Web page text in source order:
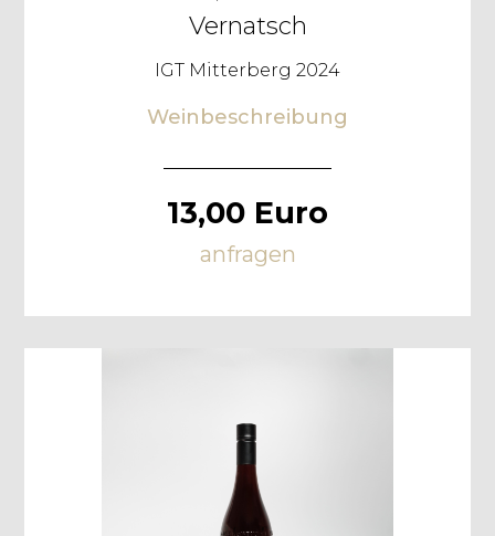
Vernatsch
IGT Mitterberg 2024
Weinbeschreibung
13,00 Euro
anfragen